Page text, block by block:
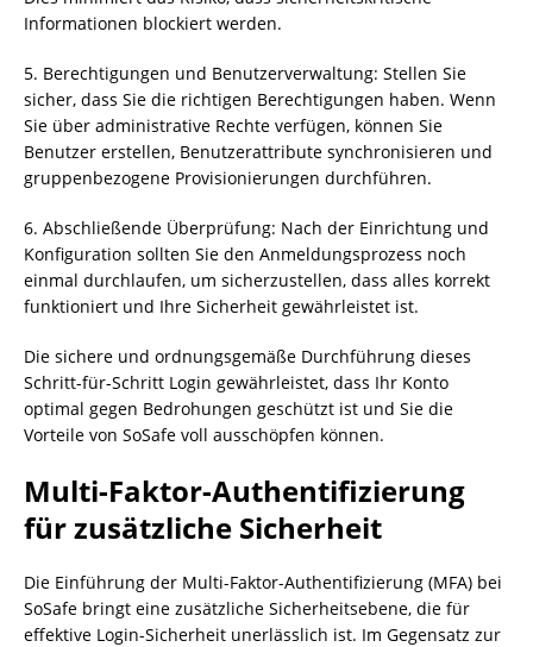
Informationen blockiert werden.
5. Berechtigungen und Benutzerverwaltung: Stellen Sie
sicher, dass Sie die richtigen Berechtigungen haben. Wenn
Sie über administrative Rechte verfügen, können Sie
Benutzer erstellen, Benutzerattribute synchronisieren und
gruppenbezogene Provisionierungen durchführen.
6. Abschließende Überprüfung: Nach der Einrichtung und
Konfiguration sollten Sie den Anmeldungsprozess noch
einmal durchlaufen, um sicherzustellen, dass alles korrekt
funktioniert und Ihre Sicherheit gewährleistet ist.
Die sichere und ordnungsgemäße Durchführung dieses
Schritt-für-Schritt Login gewährleistet, dass Ihr Konto
optimal gegen Bedrohungen geschützt ist und Sie die
Vorteile von SoSafe voll ausschöpfen können.
Multi-Faktor-Authentifizierung
für zusätzliche Sicherheit
Die Einführung der Multi-Faktor-Authentifizierung (MFA) bei
SoSafe bringt eine zusätzliche Sicherheitsebene, die für
effektive Login-Sicherheit unerlässlich ist. Im Gegensatz zur